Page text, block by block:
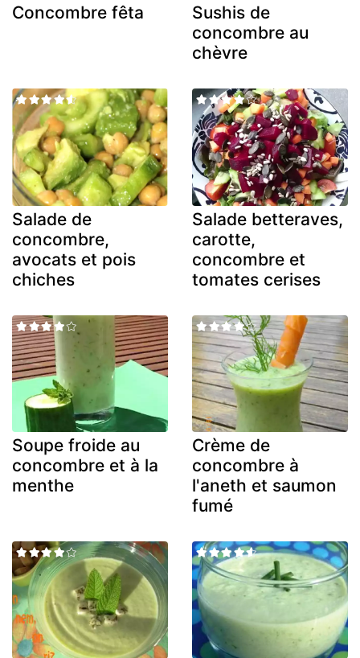
Concombre fêta
Sushis de
concombre au
chèvre
Salade de
concombre,
avocats et pois
chiches
Salade betteraves,
carotte,
concombre et
tomates cerises
Soupe froide au
concombre et à la
menthe
Crème de
concombre à
l'aneth et saumon
fumé